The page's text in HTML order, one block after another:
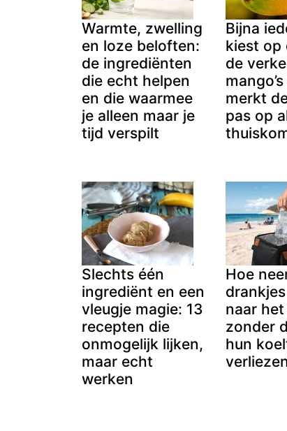
Warmte, zwelling
en loze beloften:
de ingrediënten
die echt helpen
en die waarmee
je alleen maar je
tijd verspilt
Bijna
kiest op
de
merkt
pas op
Slechts één
ingrediënt en een
vleugje magie: 13
recepten die
onmogelijk lijken,
maar echt
werken
Hoe
naar
zonder
hun